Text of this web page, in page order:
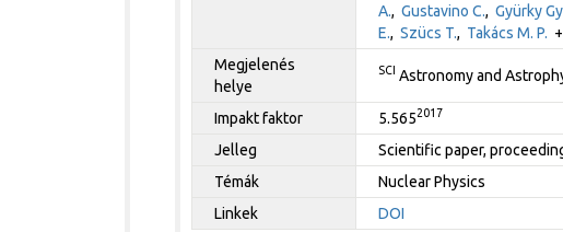
A., Gustavino C., Gyürky
E., Szücs T., Takács M. P.
Megjelenés
helye
SCI Astronomy and
Impakt faktor 5.5652017
Jelleg
Scientific paper,
Témák
Nuclear Physics
Linkek
DOI